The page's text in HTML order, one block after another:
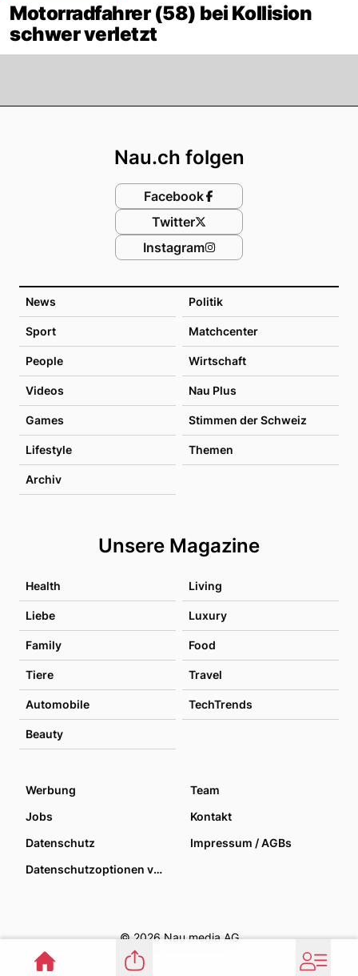
Motorradfahrer (58) bei Kollision
schwer verletzt
News Politik
Sport Matchcenter
People Wirtschaft
Videos Nau Plus
Games Stimmen der Schweiz
Lifestyle Themen
Archiv
Unsere Magazine
Health Living
Liebe Luxury
Family Food
Tiere Travel
Automobile TechTrends
Beauty
Nau.ch folgen
Facebook
Twitter
Instagram
Werbung
Team
Jobs
Kontakt
Datenschutz
Impressum / AGBs
Datenschutzoptionen verwalten
© 2026 Nau media AG